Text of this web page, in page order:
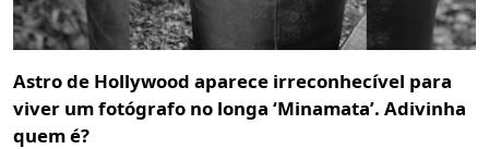
Astro de Hollywood aparece irreconhecível para
viver um fotógrafo no longa ‘Minamata’. Adivinha
quem é?